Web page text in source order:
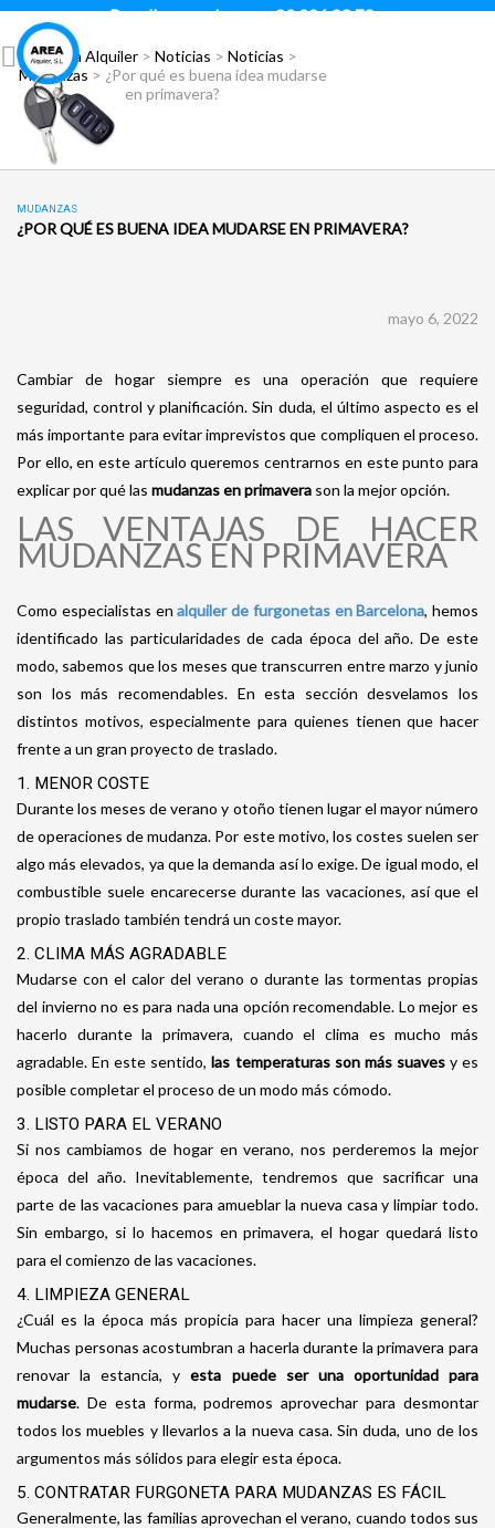
Para llamar pulsar: 93 296 88 78
Área Alquiler> Noticias > Noticias >
Mudanzas > ¿Por qué es buena idea mudarse
en primavera?
MUDANZAS
¿POR QUÉ ES BUENA IDEA MUDARSE EN PRIMAVERA?
mayo 6, 2022
Cambiar de hogar siempre es una operación que requiere
seguridad, control y planificación. Sin duda, el último aspecto es el
más importante para evitar imprevistos que compliquen el proceso.
Por ello, en este artículo queremos centrarnos en este punto para
explicar por qué las mudanzas en primavera son la mejor opción.
LAS VENTAJAS DE HACER
MUDANZAS EN PRIMAVERA
Como especialistas enalquiler de furgonetas en Barcelona, hemos
identificado las particularidades de cada época del año. De este
modo, sabemos que los meses que transcurren entre marzo y junio
son los más recomendables. En esta sección desvelamos los
distintos motivos, especialmente para quienes tienen que hacer
frente a un gran proyecto de traslado.
1. MENOR COSTE
Durante los meses de verano y otoño tienen lugar el mayor número
de operaciones de mudanza. Por este motivo, los costes suelen ser
algo más elevados, ya que la demanda así lo exige. De igual modo, el
combustible suele encarecerse durante las vacaciones, así que el
propio traslado también tendrá un coste mayor.
2. CLIMA MÁS AGRADABLE
Mudarse con el calor del verano o durante las tormentas propias
del invierno no es para nada una opción recomendable. Lo mejor es
hacerlo durante la primavera, cuando el clima es mucho más
agradable. En este sentido,las temperaturas son más suavesy es
posible completar el proceso de un modo más cómodo.
3. LISTO PARA EL VERANO
Si nos cambiamos de hogar en verano, nos perderemos la mejor
época del año. Inevitablemente, tendremos que sacrificar una
parte de las vacaciones para amueblar la nueva casa y limpiar todo.
Sin embargo, si lo hacemos en primavera, el hogar quedará listo
para el comienzo de las vacaciones.
4. LIMPIEZA GENERAL
¿Cuál es la época más propicia para hacer una limpieza general?
Muchas personas acostumbran a hacerla durante la primavera para
renovar la estancia, yesta puede ser una oportunidad para
mudarse. De esta forma, podremos aprovechar para desmontar
todos los muebles y llevarlos a la nueva casa. Sin duda, uno de los
argumentos más sólidos para elegir esta época.
5. CONTRATAR FURGONETA PARA MUDANZAS ES FÁCIL
Generalmente, las familias aprovechan el verano, cuando todos sus